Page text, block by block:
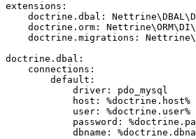
extensions:
doctrine.dbal:
doctrine.orm:
doctrine.migrations:
doctrine.dbal:
    connections:
        default:
            driver: pdo_mysql
            host: %doctrine.host%
            user: %doctrine.user%
password:
dbname: